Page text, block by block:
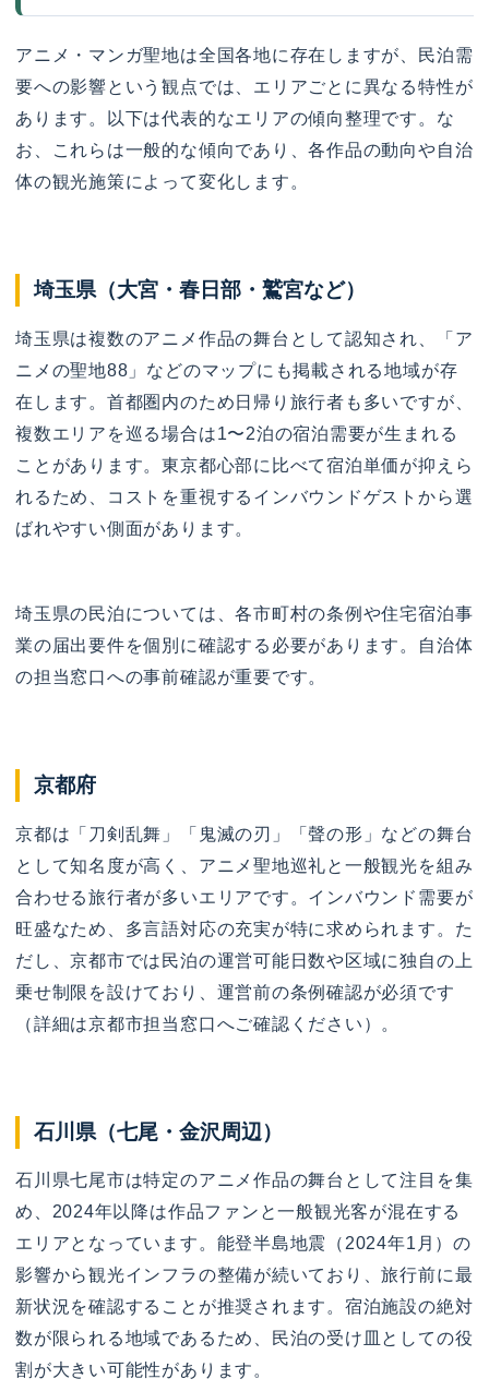
アニメ・マンガ聖地は全国各地に存在しますが、民泊需
要への影響という観点では、エリアごとに異なる特性が
あります。以下は代表的なエリアの傾向整理です。な
お、これらは一般的な傾向であり、各作品の動向や自治
体の観光施策によって変化します。
埼玉県（大宮・春日部・鷲宮など）
埼玉県は複数のアニメ作品の舞台として認知され、「ア
ニメの聖地88」などのマップにも掲載される地域が存
在します。首都圏内のため日帰り旅行者も多いですが、
複数エリアを巡る場合は1〜2泊の宿泊需要が生まれる
ことがあります。東京都心部に比べて宿泊単価が抑えら
れるため、コストを重視するインバウンドゲストから選
ばれやすい側面があります。
埼玉県の民泊については、各市町村の条例や住宅宿泊事
業の届出要件を個別に確認する必要があります。自治体
の担当窓口への事前確認が重要です。
京都府
京都は「刀剣乱舞」「鬼滅の刃」「聲の形」などの舞台
として知名度が高く、アニメ聖地巡礼と一般観光を組み
合わせる旅行者が多いエリアです。インバウンド需要が
旺盛なため、多言語対応の充実が特に求められます。た
だし、京都市では民泊の運営可能日数や区域に独自の上
乗せ制限を設けており、運営前の条例確認が必須です
（詳細は京都市担当窓口へご確認ください）。
石川県（七尾・金沢周辺）
石川県七尾市は特定のアニメ作品の舞台として注目を集
め、2024年以降は作品ファンと一般観光客が混在する
エリアとなっています。能登半島地震（2024年1月）の
影響から観光インフラの整備が続いており、旅行前に最
新状況を確認することが推奨されます。宿泊施設の絶対
数が限られる地域であるため、民泊の受け皿としての役
割が大きい可能性があります。